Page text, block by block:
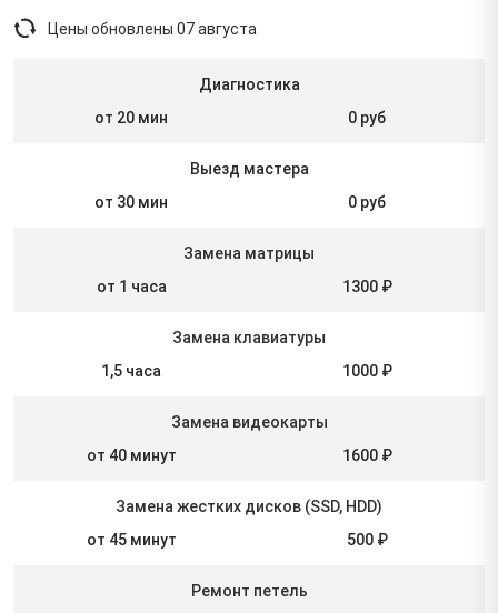
Цены обновлены 07 августа
Диагностика
от 20 мин
0 руб
Выезд мастера
от 30 мин
0 руб
Замена матрицы
от 1 часа
1300 ₽
Замена клавиатуры
1,5 часа
1000 ₽
Замена видеокарты
от 40 минут
1600 ₽
Замена жестких дисков (SSD, HDD)
от 45 минут
500 ₽
Ремонт петель